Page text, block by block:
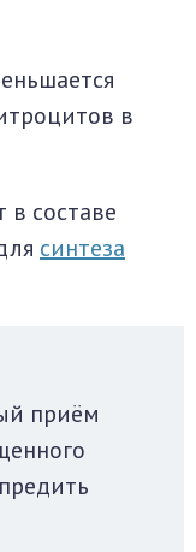
в
составе
синтеза
приём